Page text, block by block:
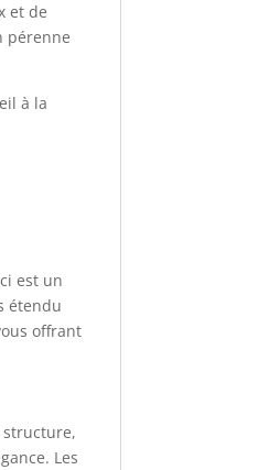
et de
pérenne
à la
est un
étendu
offrant
structure,
Les